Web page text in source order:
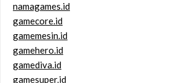
namagames.id
gamecore.id
gamemesin.id
gamehero.id
gamediva.id
gamesuper.id